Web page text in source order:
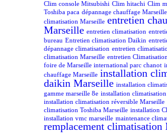
Clim console Mitsubishi Clim hitachi Clim
Toshiba paca dépannage chauffage Marseille
climatisation Marseille entretien
Marseille entretien climatisation
bureau Entretien climatisation Daikin
dépannage climatisation entretien
climatisation Marseille entretien
foire de Marseille international parc chanot
chauffage Marseille installation
daikin Marseille installation
gamme marseille 8e installation
installation climatisation réversible Marseille
climatisation Toshiba Marseille installation
installation vmc marseille maintenance
remplacement climatisation